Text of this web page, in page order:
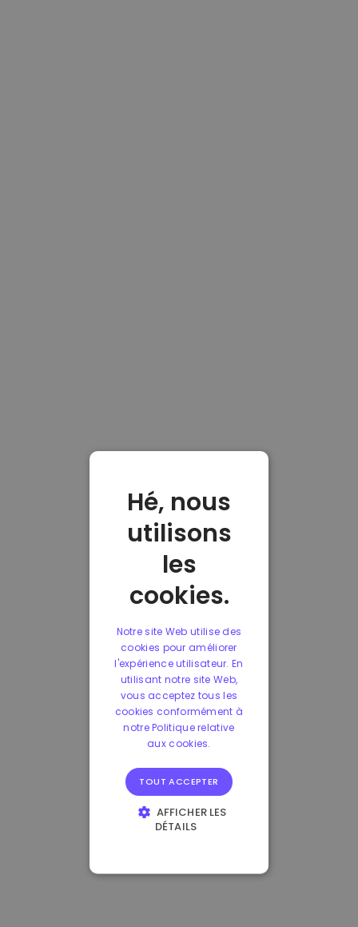
Hé, nous
utilisons
les
cookies.
Notre site Web utilise des
cookies pour améliorer
l'expérience utilisateur. En
utilisant notre site Web,
vous acceptez tous les
cookies conformément à
notre Politique relative
aux cookies.
TOUT ACCEPTER
AFFICHER LES
DÉTAILS